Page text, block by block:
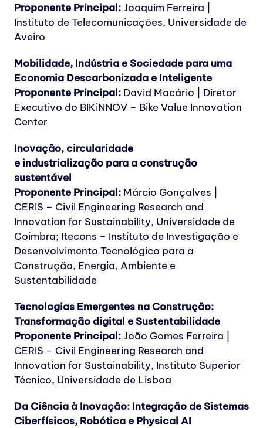
Proponente Principal:Joaquim Ferreira |
Instituto de Telecomunicações, Universidade de
Aveiro
Mobilidade, Indústria e Sociedade para uma
Economia Descarbonizada e Inteligente
Proponente Principal: David Macário | Diretor
Executivo do BIKiNNOV – Bike Value Innovation
Center
Inovação, circularidade
e industrialização para a construção
sustentável
Proponente Principal: Márcio Gonçalves |
CERIS – Civil Engineering Research and
Innovation for Sustainability, Universidade de
Coimbra; Itecons – Instituto de Investigação e
Desenvolvimento Tecnológico para a
Construção, Energia, Ambiente e
Sustentabilidade
Tecnologias Emergentes na Construção:
Transformação digital e Sustentabilidade
Proponente Principal:João Gomes Ferreira |
CERIS – Civil Engineering Research and
Innovation for Sustainability, Instituto Superior
Técnico, Universidade de Lisboa
Da Ciência à Inovação: Integração de Sistemas
Ciberfísicos, Robótica e Physical AI